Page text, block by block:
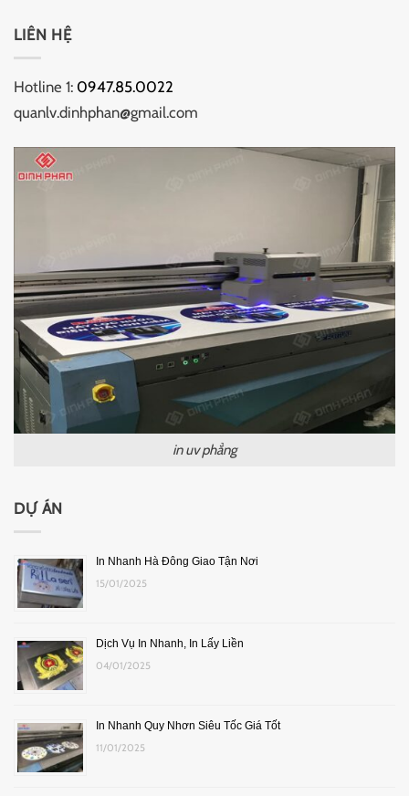
LIÊN HỆ
Hotline 1: 0947.85.0022
quanlv.dinhphan@gmail.com
in uv phẳng
DỰ ÁN
In Nhanh Hà Đông Giao Tận Nơi
15/01/2025
Dịch Vụ In Nhanh, In Lấy Liền
04/01/2025
In Nhanh Quy Nhơn Siêu Tốc Giá Tốt
11/01/2025